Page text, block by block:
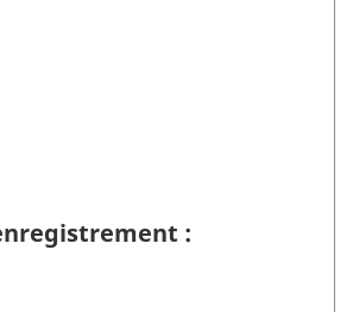
: